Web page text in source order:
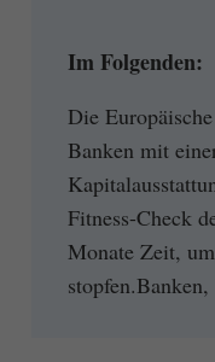
Im Folgenden:
Die
Banken mit
Fitness-Check
Monate Zeit,